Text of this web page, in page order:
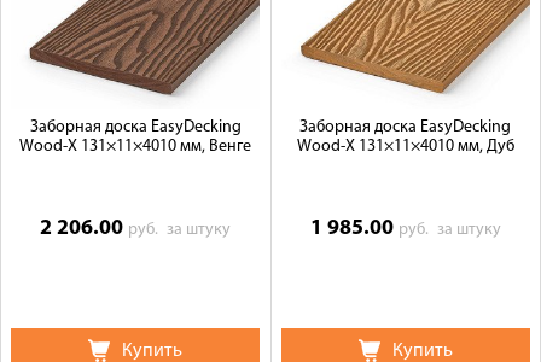
Галерея объектов
Контакты
Заборная доска EasyDecking
Wood-X 131×11×4010 мм, Венге
2 206.00 руб.за штуку
Купить
Заборная доска EasyDecking
Wood-X 131×11×4010 мм, Дуб
1 985.00 руб. за штуку
Купить